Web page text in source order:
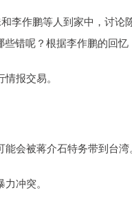
李作鹏等人到家中，讨
错呢？根据李作鹏的回忆
报交易。
会被蒋介石特务带到台湾。
冲突。